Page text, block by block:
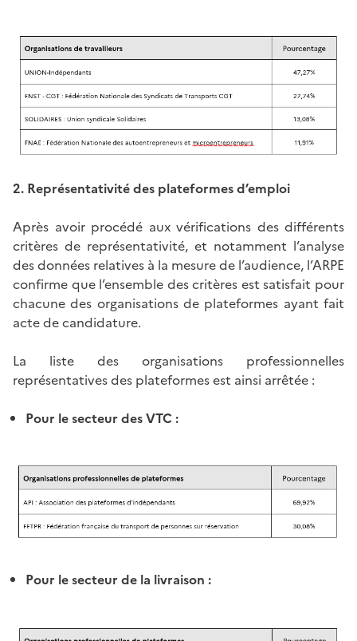
2. Représentativité des plateformes d’emploi
Après avoir procédé aux vérifications des différents
critères de représentativité, et notamment l’analyse
des données relatives à la mesure de l’audience, l’ARPE
confirme que l’ensemble des critères est satisfait pour
chacune des organisations de plateformes ayant fait
acte de candidature.
La liste des organisations professionnelles
représentatives des plateformes est ainsi arrêtée :
Pour le secteur des VTC :
Pour le secteur de la livraison :